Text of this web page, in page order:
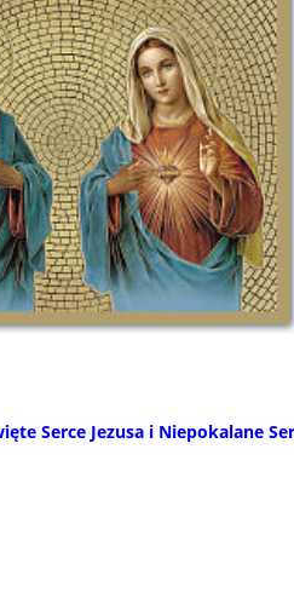
Serce Jezusa i Niepokalane